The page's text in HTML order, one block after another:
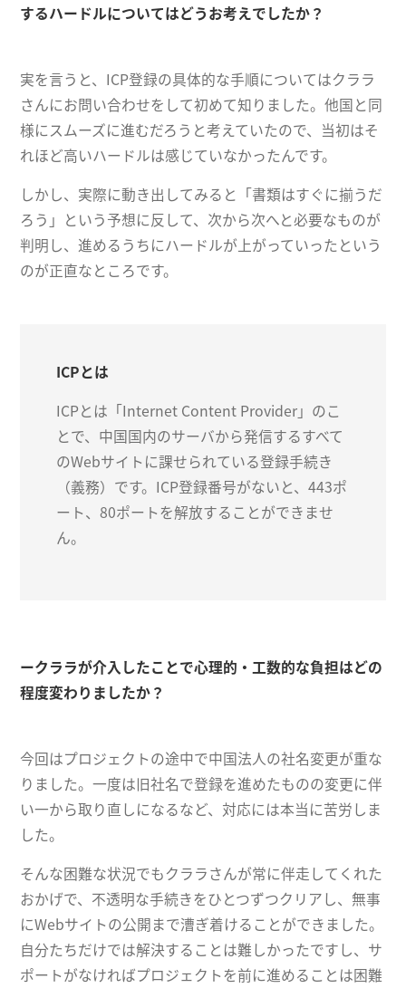
するハードルについてはどうお考えでしたか？
実を言うと、ICP登録の具体的な手順についてはクララ
さんにお問い合わせをして初めて知りました。他国と同
様にスムーズに進むだろうと考えていたので、当初はそ
れほど高いハードルは感じていなかったんです。
しかし、実際に動き出してみると「書類はすぐに揃うだ
ろう」という予想に反して、次から次へと必要なものが
判明し、進めるうちにハードルが上がっていったという
のが正直なところです。
ICPとは
ICPとは「Internet Content Provider」のこ
とで、中国国内のサーバから発信するすべて
のWebサイトに課せられている登録手続き
（義務）です。ICP登録番号がないと、443ポ
ート、80ポートを解放することができませ
ん。
ークララが介入したことで心理的・工数的な負担はどの
程度変わりましたか？
今回はプロジェクトの途中で中国法人の社名変更が重な
りました。一度は旧社名で登録を進めたものの変更に伴
い一から取り直しになるなど、対応には本当に苦労しま
した。
そんな困難な状況でもクララさんが常に伴走してくれた
おかげで、不透明な手続きをひとつずつクリアし、無事
にWebサイトの公開まで漕ぎ着けることができました。
自分たちだけでは解決することは難しかったですし、サ
ポートがなければプロジェクトを前に進めることは困難